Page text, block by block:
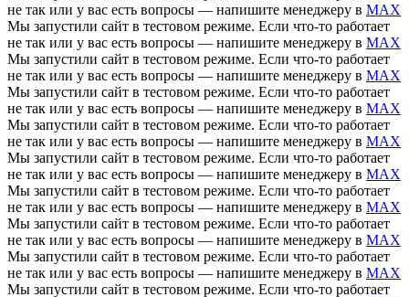
не так или у вас есть вопросы — напишите менеджеру в MAX
Мы запустили сайт в тестовом режиме. Если что-то работает
не так или у вас есть вопросы — напишите менеджеру в MAX
Мы запустили сайт в тестовом режиме. Если что-то работает
не так или у вас есть вопросы — напишите менеджеру в MAX
Мы запустили сайт в тестовом режиме. Если что-то работает
не так или у вас есть вопросы — напишите менеджеру в MAX
Мы запустили сайт в тестовом режиме. Если что-то работает
не так или у вас есть вопросы — напишите менеджеру в MAX
Мы запустили сайт в тестовом режиме. Если что-то работает
не так или у вас есть вопросы — напишите менеджеру в MAX
Мы запустили сайт в тестовом режиме. Если что-то работает
не так или у вас есть вопросы — напишите менеджеру в MAX
Мы запустили сайт в тестовом режиме. Если что-то работает
не так или у вас есть вопросы — напишите менеджеру в MAX
Мы запустили сайт в тестовом режиме. Если что-то работает
не так или у вас есть вопросы — напишите менеджеру в MAX
Мы запустили сайт в тестовом режиме. Если что-то работает